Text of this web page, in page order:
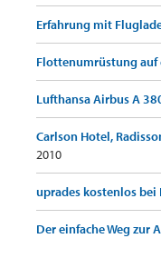
Erfahrung mit
Flottenumrüstung auf
Lufthansa Airbus A
Carlson Hotel,
2010
uprades kostenlos bei
Der einfache Weg zur